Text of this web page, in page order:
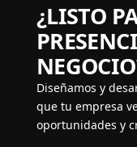
¿LISTO
Diseñamos y
que tu empresa
oportunidades y